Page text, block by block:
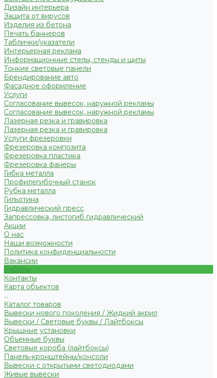
Дизайн интерьера
Защита от вирусов
Изделия из бетона
Печать баннеров
Таблички/указатели
Интерьерная реклама
Информационные стелы, стенды и щиты
Тонкие световые панели
Брендирование авто
Фасадное оформление
Услуги
Согласование вывесок, наружной рекламы
Согласование вывесок, наружной рекламы
Лазерная резка и гравировка
Лазерная резка и гравировка
Услуги фрезеровки
Фрезеровка композита
Фрезеровка пластика
Фрезеровка фанеры
Гибка металла
Профилегибочный станок
Рубка металла
Гильотина
Гидравлический пресс
Запрессовка, листогиб гидравлический
Акции
О нас
Наши возможности
Политика конфиденциальности
Вакансии
Работы
Контакты
Карта объектов
...
Каталог товаров
Вывески нового поколения / Жидкий акрил
Вывески / Световые буквы / Лайтбоксы
Крышные установки
Объемные буквы
Световые короба (лайтбоксы)
Панель-кронштейны/консоли
Вывески с открытыми светодиодами
Живые вывески